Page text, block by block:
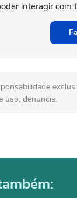
interagir com
uso, denuncie.